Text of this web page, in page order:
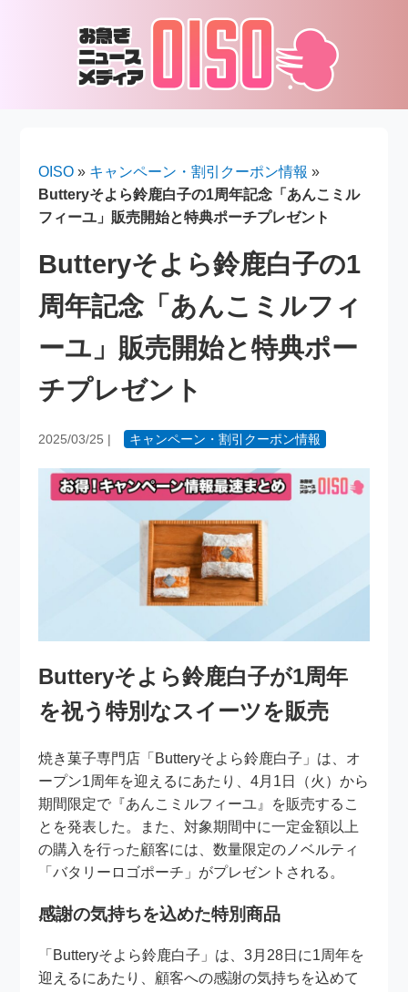
OISO » キャンペーン・割引クーポン情報 »
Butteryそよら鈴鹿白子の1周年記念「あんこミル
フィーユ」販売開始と特典ポーチプレゼント
Butteryそよら鈴鹿白子の1
周年記念「あんこミルフィ
ーユ」販売開始と特典ポー
チプレゼント
2025/03/25 | キャンペーン・割引クーポン情報
Butteryそよら鈴鹿白子が1周年
を祝う特別なスイーツを販売
焼き菓子専門店「Butteryそよら鈴鹿白子」は、オ
ープン1周年を迎えるにあたり、4月1日（火）から
期間限定で『あんこミルフィーユ』を販売するこ
とを発表した。また、対象期間中に一定金額以上
の購入を行った顧客には、数量限定のノベルティ
「バタリーロゴポーチ」がプレゼントされる。
感謝の気持ちを込めた特別商品
「Butteryそよら鈴鹿白子」は、3月28日に1周年を
迎えるにあたり、顧客への感謝の気持ちを込めて